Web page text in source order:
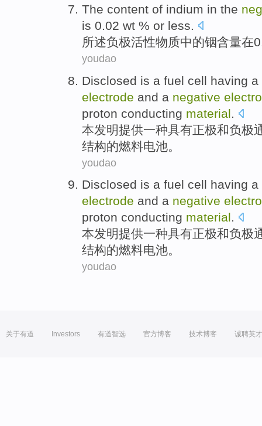
The content of indium in the
is 0.02 wt % or less.
所述负极活性物质中的铟含量在
youdao
Disclosed is a fuel cell having a
electrode and a negative
proton conducting material
本发明提供一种具有正极和负极
结构的燃料电池。
youdao
Disclosed is a fuel cell having a
electrode and a negative
proton conducting material.
本发明提供一种具有正极和负极
结构的燃料电池。
youdao
关于有道 Investors 有道智选 官方博客 技术博客 诚聘英才